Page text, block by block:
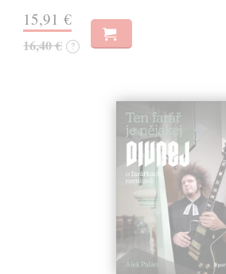
15,91 €
16,40 € ?